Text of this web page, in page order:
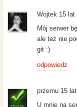
Wojtek 15 lat
Mój serwer
ale też nie
git :)
odpowiedz
przemu 15
U mnie na